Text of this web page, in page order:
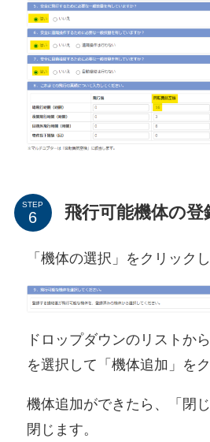
STEP 飛行可能機体の登
「機体の選択」をクリックし
ドロップダウンのリストか
を選択して「機体追加」を
機体追加ができたら、「閉
閉じます。